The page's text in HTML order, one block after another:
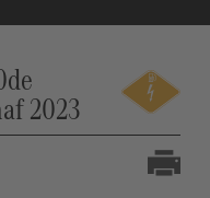
2023